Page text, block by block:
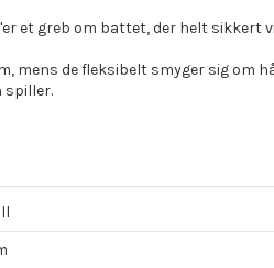
et greb om battet, der helt
mens de fleksibelt smyger sig om
spiller.